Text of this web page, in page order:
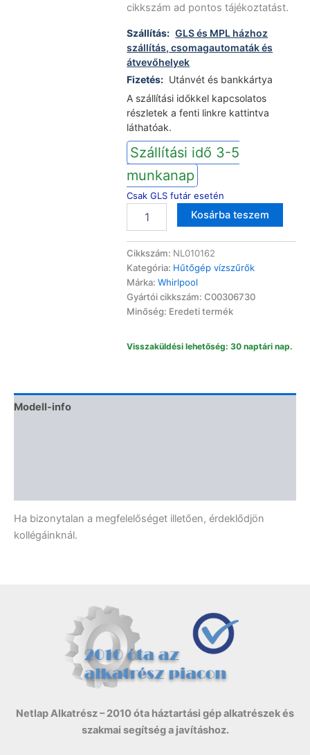
cikkszám ad pontos tájékoztatást.
Szállítás: GLS és MPL házhoz
szállítás, csomagautomaták és
átvevőhelyek
Fizetés: Utánvét és bankkártya
A szállítási időkkel kapcsolatos
részletek a fenti linkre kattintva
láthatóak.
Szállítási idő 3-5
munkanap
Csak GLS futár esetén
hűtőgép
C00306730
mennyiség
Kosárba teszem
Cikkszám: NL010162
Kategória: Hűtőgép vízszűrők
Márka:Whirlpool
Gyártói cikkszám: C00306730
Minőség: Eredeti termék
Visszaküldési lehetőség: 30 naptári nap.
Modell-info
Ha bizonytalan a megfelelőséget illetően, érdeklődjön
kollégáinknál.
Netlap Alkatrész – 2010 óta háztartási gép alkatrészek és
szakmai segítség a javításhoz.